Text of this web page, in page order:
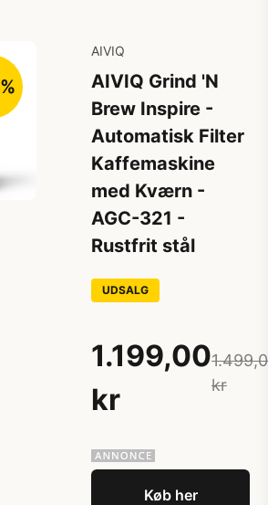
AIVIQ
AIVIQ Grind 'N
Brew Inspire -
Automatisk Filter
Kaffemaskine
med Kværn -
AGC-321 -
Rustfrit stål
UDSALG
1.199,00
kr
kr
Køb her